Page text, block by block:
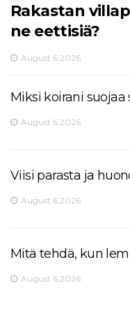
Rakastan
ne eettisiä?
August 6,2026
Miksi koirani suojaa
August 6,2026
Viisi parasta ja
August 6,2026
Mitä tehdä, kun
August 6,2026